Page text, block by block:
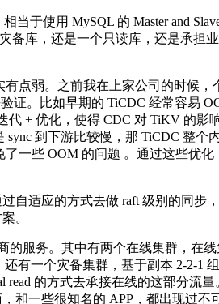
当于使用 MySQL 的 Master and
备库，还是一个只读库，还是承担
点弱。之前我在上家公司的时候，
证。比如早期的 TiCDC 经常容易
+ 优化，使得 CDC 对 TiKV 的影
到下游比较慢，那 TiCDC 整个
一些 OOM 的问题 。通过这些优化
自适应的方式去做 raft 级别的同步
。
的服务。其中有两个在线集群，在
有一个灾备集群，基于副本 2-2-1
read 的方式去承接在线的这部分流量
和一些很知名的 APP，都出现过不